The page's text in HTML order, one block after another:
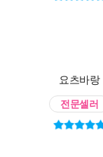
요츠바랑
전문셀러